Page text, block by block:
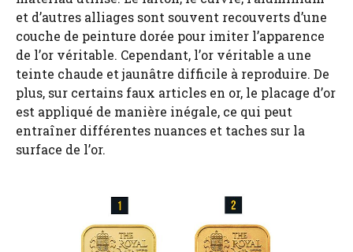
et d’autres alliages sont souvent recouverts d’une
couche de peinture dorée pour imiter l’apparence
de l’or véritable. Cependant, l’or véritable a une
teinte chaude et jaunâtre difficile à reproduire. De
plus, sur certains faux articles en or, le placage d’or
est appliqué de manière inégale, ce qui peut
entraîner différentes nuances et taches sur la
surface de l’or.